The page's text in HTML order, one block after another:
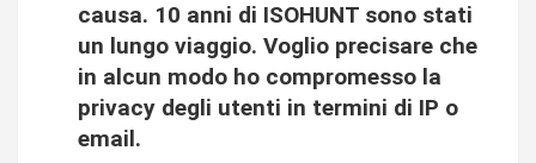
causa. 10 anni di ISOHUNT sono stati
un lungo viaggio. Voglio precisare che
in alcun modo ho compromesso la
privacy degli utenti in termini di IP o
email.